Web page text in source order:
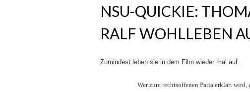
NSU-QUICKIE:
RALF WOHLLEBEN
Zumindest leben sie in dem Film wieder mal auf.
Wer zum rechtsoffenen Paria erklärt